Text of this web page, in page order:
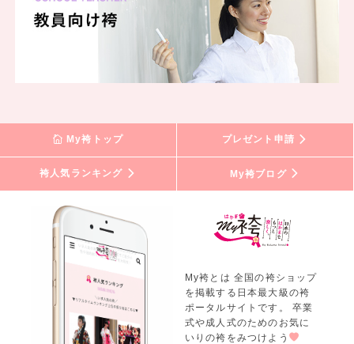
My袴トップ プレゼント申請
袴人気ランキング My袴ブログ
My袴とは 全国の袴ショップ
を掲載する日本最大級の袴
ポータルサイトです。 卒業
式や成人式のためのお気に
いりの袴をみつけよう